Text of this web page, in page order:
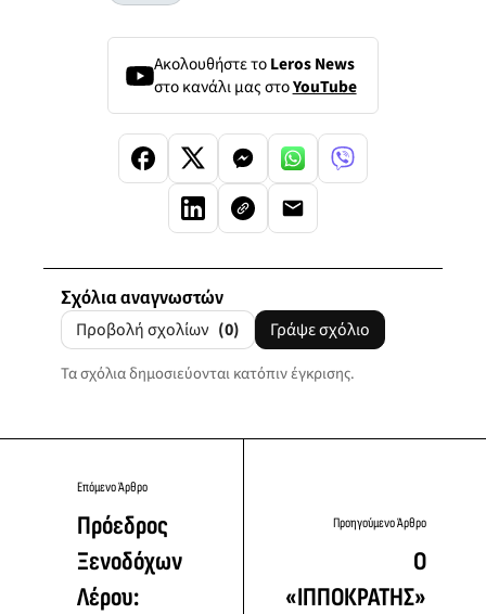
Ακολουθήστε τοLeros News
στο κανάλι μας στοYouTube
Σχόλια αναγνωστών
Προβολή σχολίων (0) Γράψε σχόλιο
Τα σχόλια δημοσιεύονται κατόπιν έγκρισης.
Επόμενο Άρθρο
Πρόεδρος
Ξενοδόχων
Λέρου:
Προηγούμενο Άρθρο
Ο
«ΙΠΠΟΚΡΑΤΗΣ»